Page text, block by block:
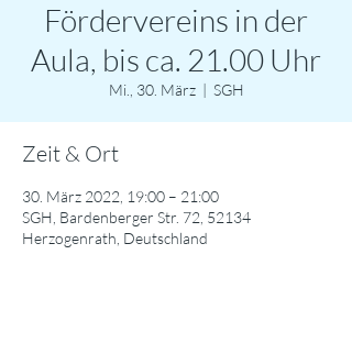
Fördervereins in der
Aula, bis ca. 21.00 Uhr
Mi., 30. März
  |
SGH
Zeit & Ort
30. März 2022, 19:00 – 21:00
SGH, Bardenberger Str. 72, 52134
Herzogenrath, Deutschland